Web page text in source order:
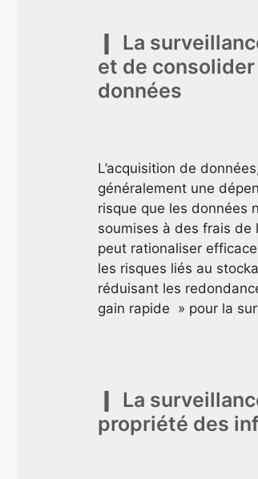
La
et de
données
L’acquisition de
généralement une
risque que les données
soumises à des frais de
peut rationaliser
les risques liés au
réduisant les
gain rapide » pour la
La
propriété des